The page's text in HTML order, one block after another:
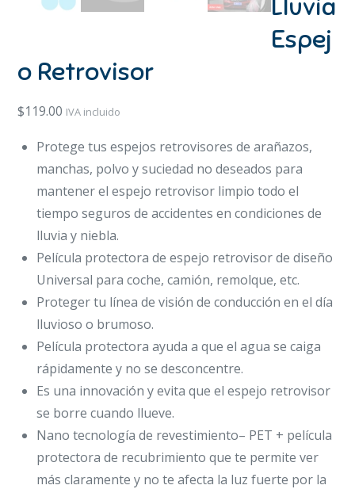
Lluvia
Espej
o Retrovisor
$119.00 IVA incluido
Protege tus espejos retrovisores de arañazos,
manchas, polvo y suciedad no deseados para
mantener el espejo retrovisor limpio todo el
tiempo seguros de accidentes en condiciones de
lluvia y niebla.
Película protectora de espejo retrovisor de diseño
Universal para coche, camión, remolque, etc.
Proteger tu línea de visión de conducción en el día
lluvioso o brumoso.
Película protectora ayuda a que el agua se caiga
rápidamente y no se desconcentre.
Es una innovación y evita que el espejo retrovisor
se borre cuando llueve.
Nano tecnología de revestimiento– PET + película
protectora de recubrimiento que te permite ver
más claramente y no te afecta la luz fuerte por la